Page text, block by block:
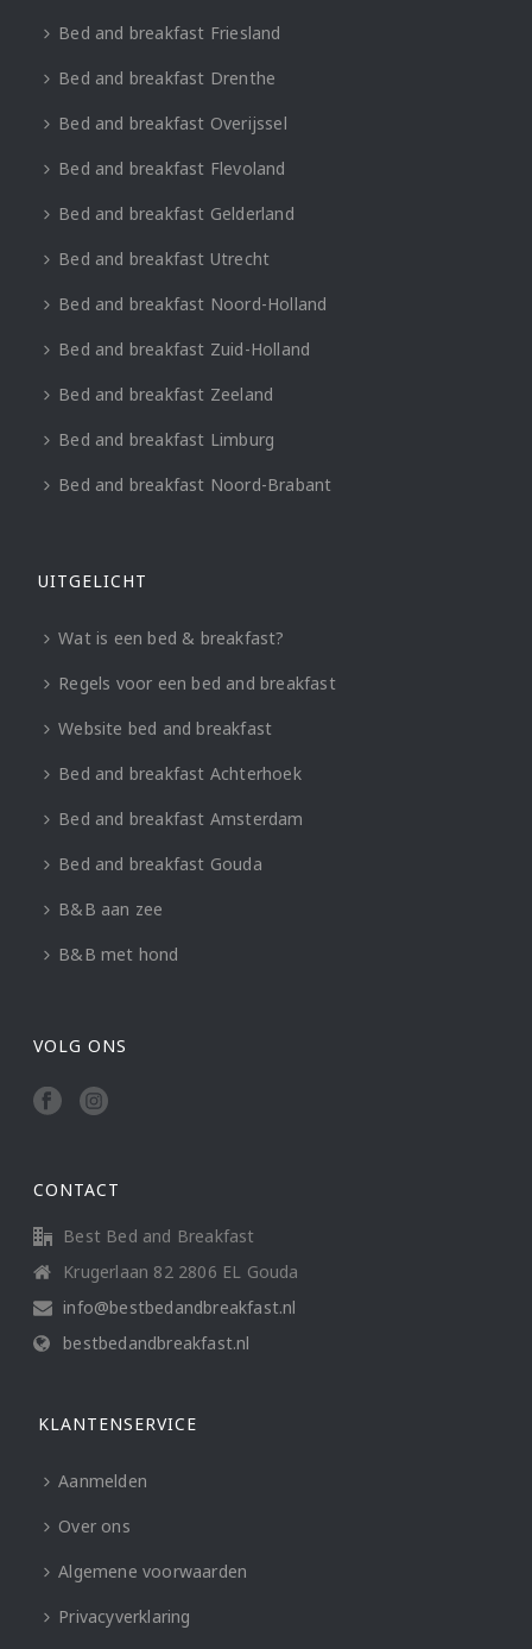
Bed and breakfast Friesland
Bed and breakfast Drenthe
Bed and breakfast Overijssel
Bed and breakfast Flevoland
Bed and breakfast Gelderland
Bed and breakfast Utrecht
Bed and breakfast Noord-Holland
Bed and breakfast Zuid-Holland
Bed and breakfast Zeeland
Bed and breakfast Limburg
Bed and breakfast Noord-Brabant
UITGELICHT
Wat is een bed & breakfast?
Regels voor een bed and breakfast
Website bed and breakfast
Bed and breakfast Achterhoek
Bed and breakfast Amsterdam
Bed and breakfast Gouda
B&B aan zee
B&B met hond
VOLG ONS
CONTACT
Best Bed and Breakfast
Krugerlaan 82 2806 EL Gouda
info@bestbedandbreakfast.nl
bestbedandbreakfast.nl
KLANTENSERVICE
Aanmelden
Over ons
Algemene voorwaarden
Privacyverklaring